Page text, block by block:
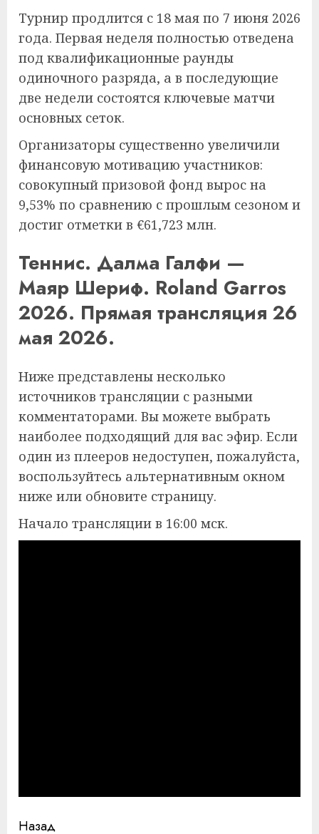
Турнир продлится с 18 мая по 7 июня 2026
года. Первая неделя полностью отведена
под квалификационные раунды
одиночного разряда, а в последующие
две недели состоятся ключевые матчи
основных сеток.
Организаторы существенно увеличили
финансовую мотивацию участников:
совокупный призовой фонд вырос на
9,53% по сравнению с прошлым сезоном и
достиг отметки в €61,723 млн.
Теннис. Далма Галфи —
Маяр Шериф. Roland Garros
2026. Прямая трансляция 26
мая 2026.
Ниже представлены несколько
источников трансляции с разными
комментаторами. Вы можете выбрать
наиболее подходящий для вас эфир. Если
один из плееров недоступен, пожалуйста,
воспользуйтесь альтернативным окном
ниже или обновите страницу.
Начало трансляции в 16:00 мск.
Продолжить
Назад